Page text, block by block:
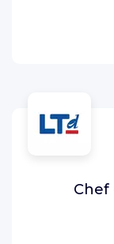
Chef